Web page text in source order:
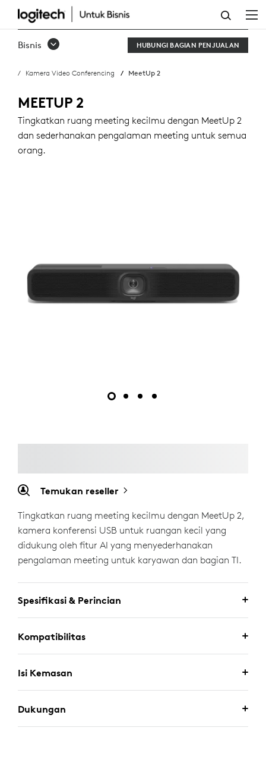
BELI
MEETUP
Bisnis HUBUNGI BAGIAN PENJUALAN
Kamera Video Conferencing MeetUp 2
MEETUP 2
Tingkatkan ruang meeting kecilmu dengan MeetUp 2
dan sederhanakan pengalaman meeting untuk semua
orang.
Temukan reseller
Tingkatkan ruang meeting kecilmu dengan MeetUp 2,
kamera konferensi USB untuk ruangan kecil yang
didukung oleh fitur AI yang menyederhanakan
pengalaman meeting untuk karyawan dan bagian TI.
Spesifikasi & Perincian
Kompatibilitas
Isi Kemasan
Dukungan